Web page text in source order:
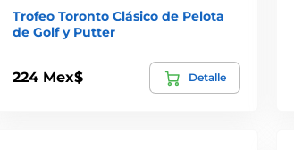
Trofeo Toronto Clásico de Pelota
de Golf y Putter
224 Mex$ Detalle